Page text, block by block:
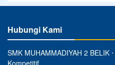
Hubungi Kami
SMK MUHAMMADIYAH 2 BELIK